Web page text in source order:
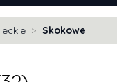
Skokowe